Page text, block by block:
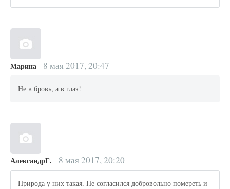
Марина 8 мая 2017, 20:47
Не в бровь, а в глаз!
АлександрГ. 8 мая 2017, 20:20
Природа у них такая. Не согласился добровольно помереть и